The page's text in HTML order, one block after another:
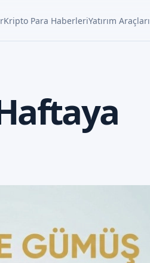
Kripto Para HaberleriYatırım Araçları